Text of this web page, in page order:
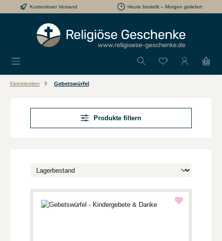
Zum Hauptinhalt springen
Kostenloser Versand Heute bestellt – Morgen geliefert
Du hast 0
Kleinigkeiten Gebetswürfel
Produkte filtern